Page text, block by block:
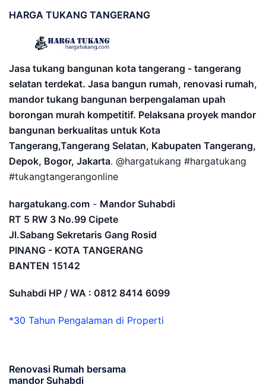
HARGA TUKANG TANGERANG
Jasa tukang bangunan kota tangerang - tangerang
selatan terdekat. Jasa bangun rumah, renovasi rumah,
mandor tukang bangunan berpengalaman upah
borongan murah kompetitif. Pelaksana proyek mandor
bangunan berkualitas untuk Kota
Tangerang,Tangerang Selatan, Kabupaten Tangerang,
Depok, Bogor, Jakarta. @hargatukang #hargatukang
#tukangtangerangonline
hargatukang.com - Mandor Suhabdi
RT 5 RW 3 No.99 Cipete
Jl.Sabang Sekretaris Gang Rosid
PINANG - KOTA TANGERANG
BANTEN 15142
Suhabdi HP / WA : 0812 8414 6099
*30 Tahun Pengalaman di Properti
Renovasi Rumah bersama
mandor Suhabdi